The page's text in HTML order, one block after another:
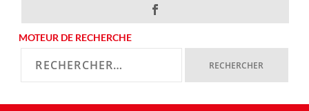
MOTEUR DE RECHERCHE